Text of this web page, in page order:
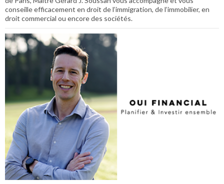
conseille efficacement en droit de l’immigration, de l’immobilier, en
droit commercial ou encore des sociétés.